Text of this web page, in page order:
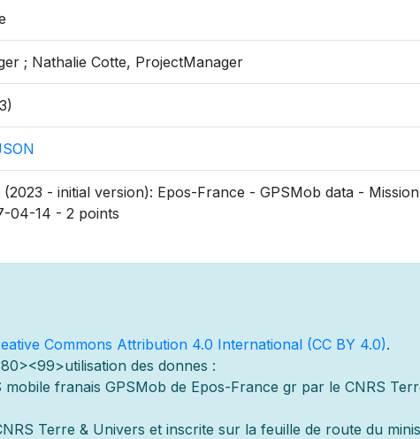
; Nathalie Cotte, ProjectManager
(2023 - initial version): Epos-France - GPSMob data -
04-14 - 2 points
Commons Attribution 4.0 International (CC BY 4.0).
des donnes :
mobile franais GPSMob de Epos-France gr par le CNRS
Terre & Univers et inscrite sur la feuille de route du